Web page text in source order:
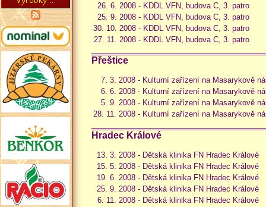
26. 6. 2008 - KDDL VFN, budova C, 3. patro
25. 9. 2008 - KDDL VFN, budova C, 3. patro
30. 10. 2008 - KDDL VFN, budova C, 3. patro
27. 11. 2008 - KDDL VFN, budova C, 3. patro
Přeštice
7. 3. 2008 - Kulturní zařízení na Masarykově
6. 6. 2008 - Kulturní zařízení na Masarykově
5. 9. 2008 - Kulturní zařízení na Masarykově
28. 11. 2008 - Kulturní zařízení na Masarykově
Hradec Králové
13. 3. 2008 - Dětská klinika FN Hradec Králové
15. 5. 2008 - Dětská klinika FN Hradec Králové
19. 6. 2008 - Dětská klinika FN Hradec Králové
25. 9. 2008 - Dětská klinika FN Hradec Králové
6. 11. 2008 - Dětská klinika FN Hradec Králové